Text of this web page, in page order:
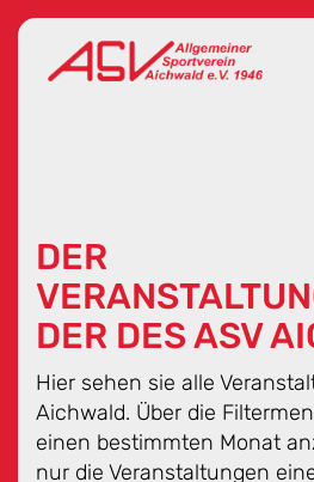
DER
DER DES ASV
Hier sehen sie alle
Aichwald. Über die
einen bestimmten Monat
nur die Veranstaltungen